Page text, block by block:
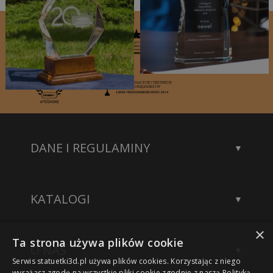
DANE I REGULAMINY
Polityka prywatności
KATALOGI
Katalog akcesoriów
Katalog modeli 3D
O NAS
×
Ta strona używa plików cookie
Serwis statuetki3d.pl używa plików cookies. Korzystając z niego